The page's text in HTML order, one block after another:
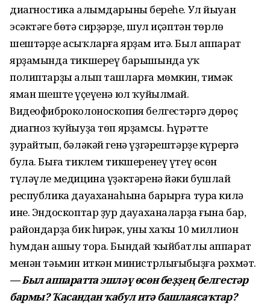
диагностика алымдарының береһе. Ул йыуан
эсәктәге бөтә сирҙәрҙе, шул иҫәптән төрлө
шештәрҙе асыҡларға ярҙам итә. Был аппарат
ярҙамында тикшереү барышында уҡ
полиптарҙы алып ташларға мөмкин, тимәк
яман шештең үҫеүенә юл ҡуйылмай.
Видеофиброколоноскопия белгестәргә дөрөҫ
диагноз ҡуйыуҙа төп ярҙамсы. Һүрәтте
ҙурайтып, бәләкәй генә үҙгәрештәрҙе күрергә
була. Быға тиклем тикшеренеү үтеү өсөн
түләүле медицина үҙәктәренә йәки бушлай
республика дауаханаһына барырға тура килә
ине. Эндоскоптар ҙур дауаханаларҙа ғына бар,
райондарҙа бик һирәк, уның хаҡы 10 миллион
һумдан ашыу тора. Бындай ҡыйбатлы аппарат
менән тәьмин иткән министрлығыбыҙға рәхмәт.
— Был аппаратта эшләү өсөн беҙҙең белгестәр
бармы? Ҡасандан ҡабул итә башлаясаҡтар?